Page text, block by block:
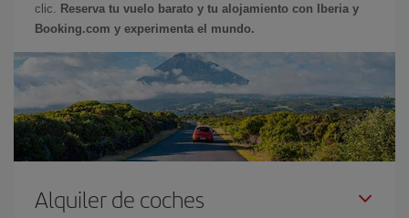
clic.
Reserva tu vuelo barato y tu alojamiento con Iberia y
Booking.com y experimenta el mundo.
Alquiler de coches